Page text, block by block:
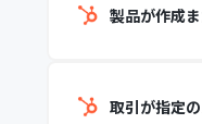
製品が作成
取引が指定